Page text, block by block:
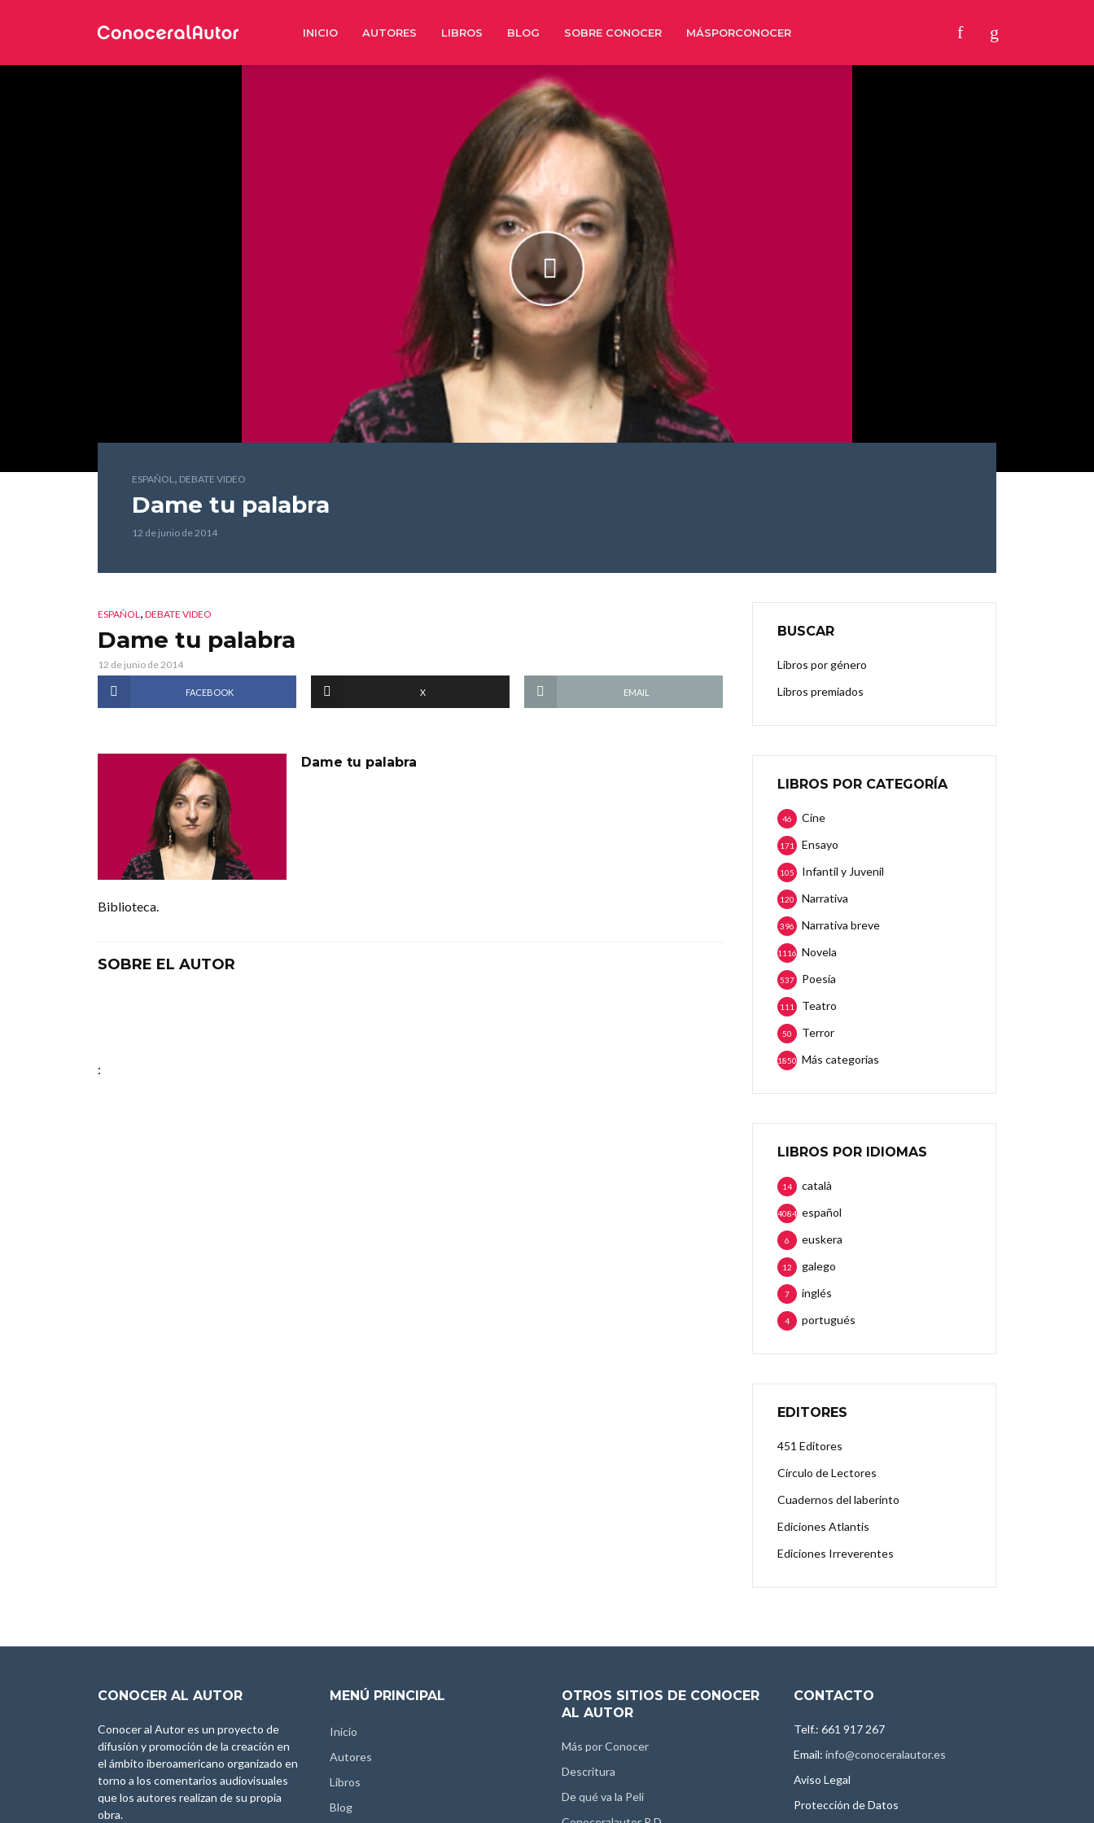
INICIO AUTORES LIBROS BLOG SOBRE CONOCER MÁSPORCONOCER
ESPAÑOL, DEBATE VIDEO
Dame tu palabra
12 de junio de 2014
ESPAÑOL, DEBATE VIDEO
Dame tu palabra
12 de junio de 2014
FACEBOOK X EMAIL
Dame tu palabra
Biblioteca.
SOBRE EL AUTOR
:
BUSCAR
Libros por género
Libros premiados
LIBROS POR CATEGORÍA
Cine
46
Ensayo
171
Infantil y Juvenil
105
Narrativa
120
Narrativa breve
396
Novela
1116
Poesía
537
Teatro
111
Terror
50
Más categorias
1850
LIBROS POR IDIOMAS
català
14
español
4084
euskera
6
galego
12
inglés
7
portugués
4
EDITORES
451 Editores
Círculo de Lectores
Cuadernos del laberinto
Ediciones Atlantis
Ediciones Irreverentes
CONOCER AL AUTOR
Conocer al Autor es un proyecto de
difusión y promoción de la creación en
el ámbito iberoamericano organizado en
torno a los comentarios audiovisuales
que los autores realizan de su propia
obra.
MENÚ PRINCIPAL
Inicio
Autores
Libros
Blog
OTROS SITIOS DE CONOCER
AL AUTOR
Más por Conocer
Descritura
De qué va la Peli
CONTACTO
Telf.: 661 917 267
Email: info@conoceralautor.es
Aviso Legal
Protección de Datos